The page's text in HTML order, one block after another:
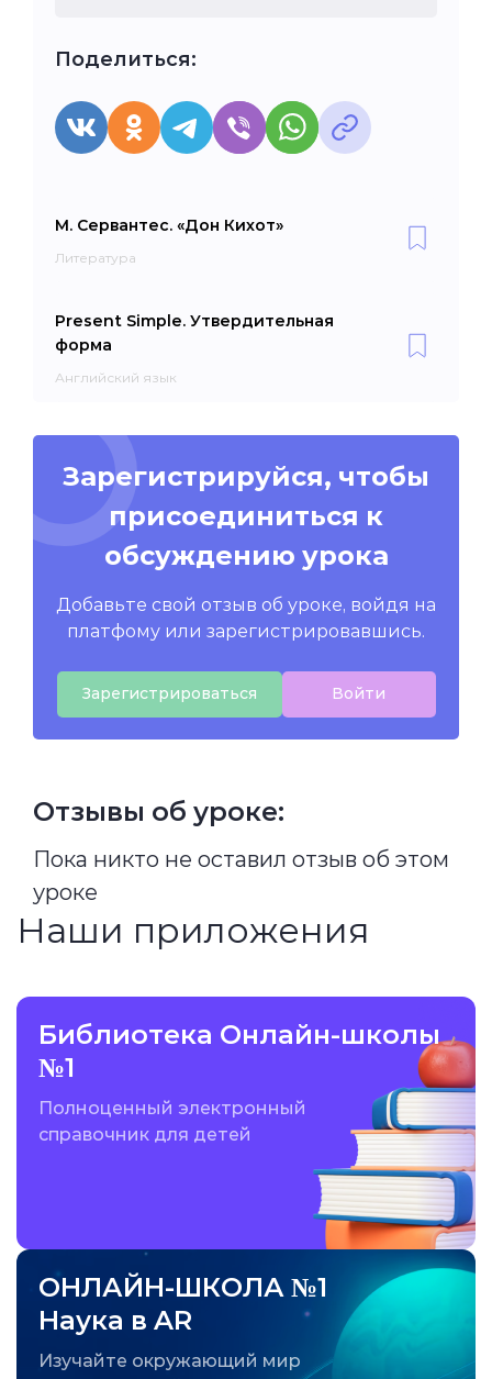
Поделиться:
М. Сервантес. «Дон Кихот»
Литература
Present Simple. Утвердительная
форма
Английский язык
Зарегистрируйся, чтобы
присоединиться к
обсуждению урока
Добавьте свой отзыв об уроке, войдя на
платфому или зарегистрировавшись.
Зарегистрироваться Войти
Отзывы об уроке:
Пока никто не оставил отзыв об этом
уроке
Наши приложения
Библиотека Онлайн-школы
№1
Полноценный электронный
справочник для детей
ОНЛАЙН-ШКОЛА №1
Наука в AR
Изучайте окружающий мир